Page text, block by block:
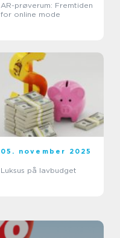
AR-prøverum: Fremtiden
for online mode
05. november 2025
Luksus på lavbudget